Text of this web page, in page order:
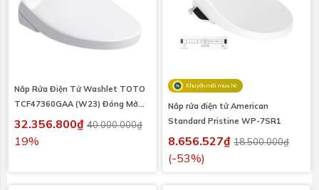
Nắp Rửa Điện Tử Washlet TOTO
TCF47360GAA (W23) Đóng Mở
Tự Động Giấu Dây S7
32.356.800₫ 40.000.000₫
19%
Khuyến mãi mùa hè
Nắp rửa điện tử American
Standard Pristine WP-7SR1
8.656.527₫ 18.500.000₫
(-53%)